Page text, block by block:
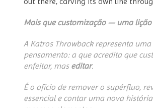
Mais que customização — uma lição
A Katros Throwback representa uma
pensamento: a que acredita que
enfeitar, mas editar.
É o ofício de remover o supérfluo,
essencial e contar uma nova